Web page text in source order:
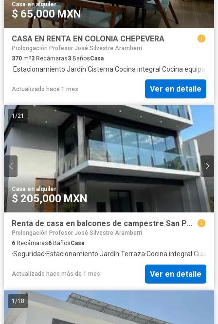
Casa·en alquiler
$ 65,000 MXN
CASA EN RENTA EN COLONIA CHEPEVERA
Prolongación Profesor José Silvestre Aramberri
370 m²3 Recámaras3 BañosCasa
·Estacionamiento·Jardín·Cisterna·Cocina integral ·Cocina equipada
Actualizado hace 1 mes Ver en detalle
1 /21
Casa·en alquiler
$ 205,000 MXN
Renta de casa en balcones de campestre San Pedro Garza García NL
Prolongación Profesor José Silvestre Aramberri
6 Recámaras6 BañosCasa
·Seguridad·Estacionamiento·Jardín·Terraza·Cocina integral ·Cuarto
Actualizado hace más de 1 mes Ver en detalle
1 /18